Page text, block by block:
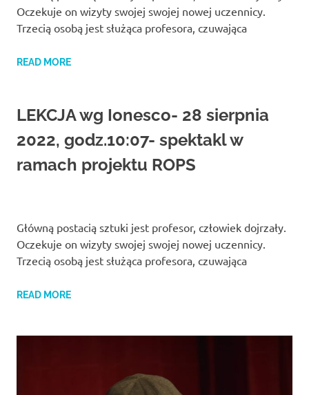
Oczekuje on wizyty swojej swojej nowej uczennicy.
Trzecią osobą jest służąca profesora, czuwająca
READ MORE
LEKCJA wg Ionesco- 28 sierpnia
2022, godz.10:07- spektakl w
ramach projektu ROPS
Główną postacią sztuki jest profesor, człowiek dojrzały.
Oczekuje on wizyty swojej swojej nowej uczennicy.
Trzecią osobą jest służąca profesora, czuwająca
READ MORE